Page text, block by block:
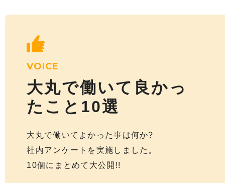
VOICE
大丸で働いて良かっ
た こと10選
大丸で働いてよかった事は何か?
社内アンケートを実施しました。
10個にまとめて大公開!!